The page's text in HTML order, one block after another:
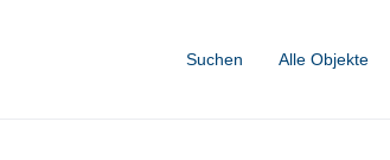
Suchen Alle Objekte